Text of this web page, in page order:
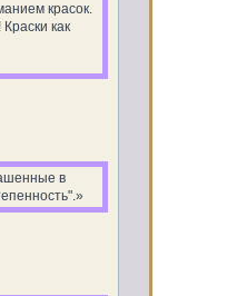
красок.
как
в